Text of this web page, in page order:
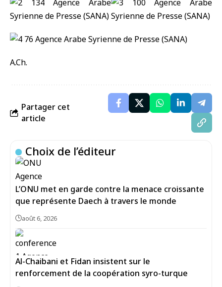
A.Ch.
Partager cet
article
Choix de l’éditeur
L’ONU met en garde contre la menace croissante
que représente Daech à travers le monde
août 6, 2026
Al-Chaibani et Fidan insistent sur le
renforcement de la coopération syro-turque